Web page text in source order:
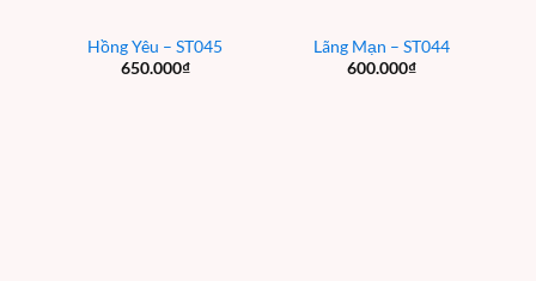
Hồng Yêu – ST045
650.000₫
Lãng Mạn – ST044
600.000₫